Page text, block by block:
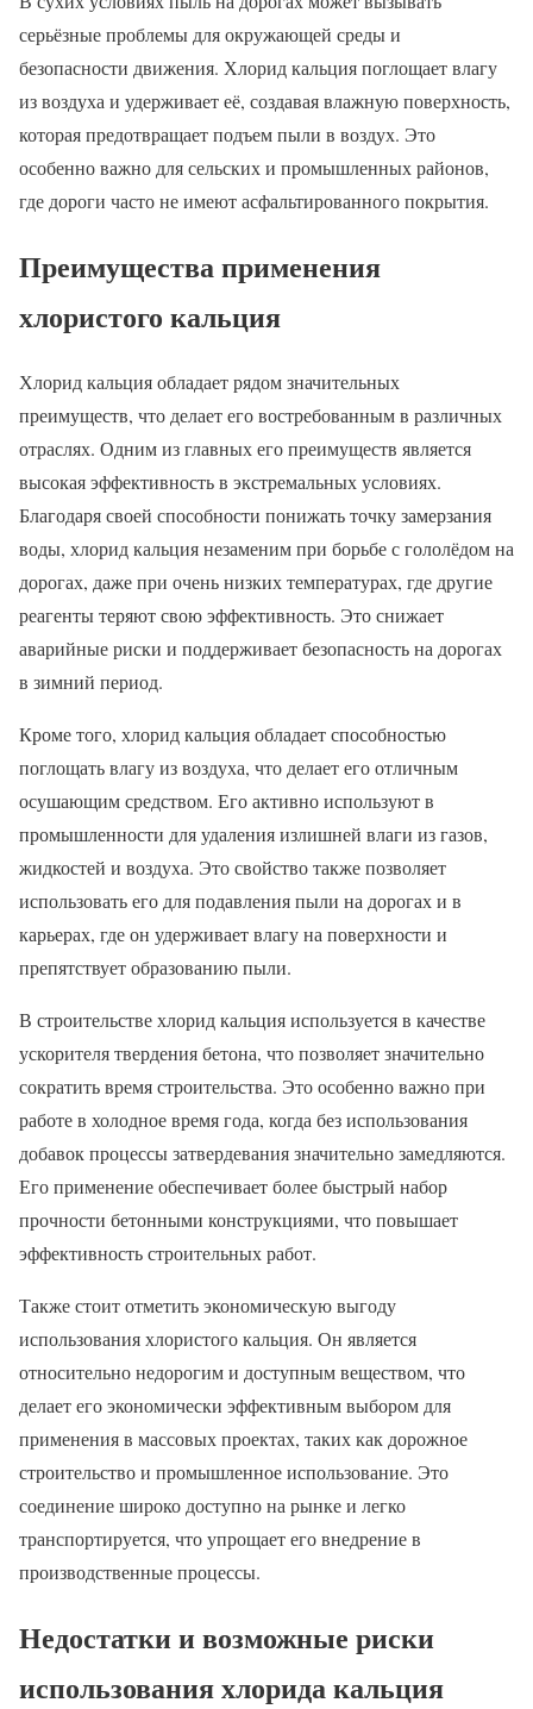
серьёзные проблемы для окружающей среды и
безопасности движения. Хлорид кальция поглощает влагу
из воздуха и удерживает её, создавая влажную поверхность,
которая предотвращает подъем пыли в воздух. Это
особенно важно для сельских и промышленных районов,
где дороги часто не имеют асфальтированного покрытия.
Преимущества применения
хлористого кальция
Хлорид кальция обладает рядом значительных
преимуществ, что делает его востребованным в различных
отраслях. Одним из главных его преимуществ является
высокая эффективность в экстремальных условиях.
Благодаря своей способности понижать точку замерзания
воды, хлорид кальция незаменим при борьбе с гололёдом на
дорогах, даже при очень низких температурах, где другие
реагенты теряют свою эффективность. Это снижает
аварийные риски и поддерживает безопасность на дорогах
в зимний период.
Кроме того, хлорид кальция обладает способностью
поглощать влагу из воздуха, что делает его отличным
осушающим средством. Его активно используют в
промышленности для удаления излишней влаги из газов,
жидкостей и воздуха. Это свойство также позволяет
использовать его для подавления пыли на дорогах и в
карьерах, где он удерживает влагу на поверхности и
препятствует образованию пыли.
В строительстве хлорид кальция используется в качестве
ускорителя твердения бетона, что позволяет значительно
сократить время строительства. Это особенно важно при
работе в холодное время года, когда без использования
добавок процессы затвердевания значительно замедляются.
Его применение обеспечивает более быстрый набор
прочности бетонными конструкциями, что повышает
эффективность строительных работ.
Также стоит отметить экономическую выгоду
использования хлористого кальция. Он является
относительно недорогим и доступным веществом, что
делает его экономически эффективным выбором для
применения в массовых проектах, таких как дорожное
строительство и промышленное использование. Это
соединение широко доступно на рынке и легко
транспортируется, что упрощает его внедрение в
производственные процессы.
Недостатки и возможные риски
использования хлорида кальция